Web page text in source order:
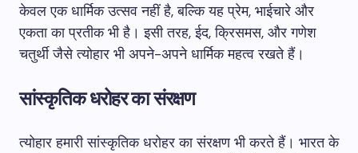
केवल एक धार्मिक उत्सव नहीं है, बल्कि यह प्रेम, भाईचारे और
एकता का प्रतीक भी है। इसी तरह, ईद, क्रिसमस, और गणेश
चतुर्थी जैसे त्योहार भी अपने-अपने धार्मिक महत्व रखते हैं।
सांस्कृतिक धरोहर का संरक्षण
त्योहार हमारी सांस्कृतिक धरोहर का संरक्षण भी करते हैं। भारत के